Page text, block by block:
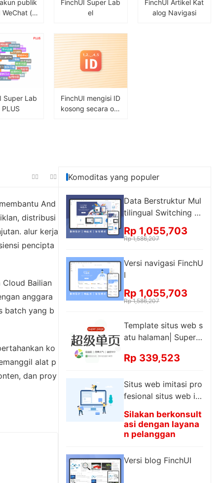
publik
WeChat (m
perhat
kotak dra
bala
lainnya)
FinchUI Super Lab
el
FinchUI Artikel Kat
alog Navigasi
Super Lab
PLUS
FinchUI mengisi ID
kosong secara oto
And
distribusi
alur kerja
pencipta
Bailian
anggara
batch yang b
ko
alat p
dan proy
Komoditas yang populer
Data Berstruktur Mul
tilingual Switching un
tuk Halaman Web di
FinchUI Store Edition
n)
Rp 1,055,703
Rp 1,586,207
Versi navigasi FinchU
I
Rp 1,055,703
Rp 1,586,207
Template situs web s
atu halaman| Super s
ringkat Satu Halama
Rp 339,523
Situs web imitasi pro
fesional situs web im
perusahaan desain h
alaman web modifik
Silakan berkonsult
asi dengan layana
n pelanggan
Versi blog FinchUI